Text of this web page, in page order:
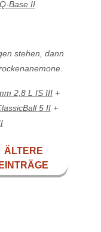
Base II
stehen, dann
2,8 L IS III +
5 II+
ÄLTERE
EINTRÄGE